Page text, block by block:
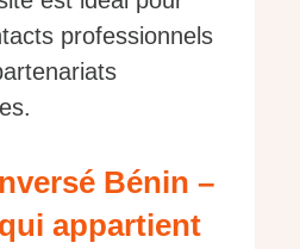
professionnels
Bénin –
appartient